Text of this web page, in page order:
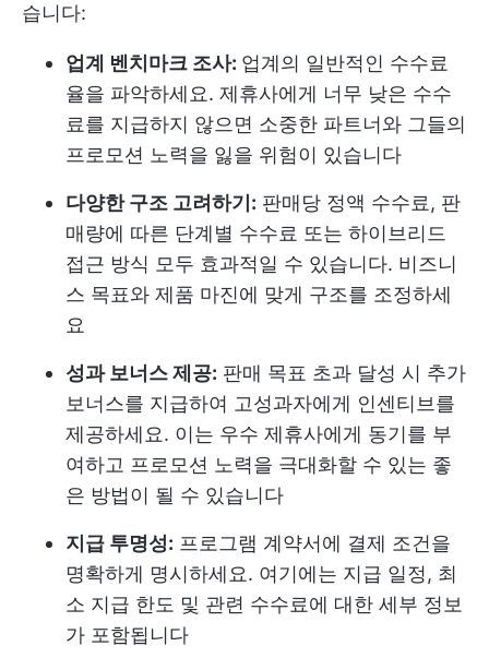
습니다:
업계 벤치마크 조사: 업계의 일반적인 수수료
율을 파악하세요. 제휴사에게 너무 낮은 수수
료를 지급하지 않으면 소중한 파트너와 그들의
프로모션 노력을 잃을 위험이 있습니다
다양한 구조 고려하기: 판매당 정액 수수료, 판
매량에 따른 단계별 수수료 또는 하이브리드
접근 방식 모두 효과적일 수 있습니다. 비즈니
스 목표와 제품 마진에 맞게 구조를 조정하세
요
성과 보너스 제공: 판매 목표 초과 달성 시 추가
보너스를 지급하여 고성과자에게 인센티브를
제공하세요. 이는 우수 제휴사에게 동기를 부
여하고 프로모션 노력을 극대화할 수 있는 좋
은 방법이 될 수 있습니다
지급 투명성: 프로그램 계약서에 결제 조건을
명확하게 명시하세요. 여기에는 지급 일정, 최
소 지급 한도 및 관련 수수료에 대한 세부 정보
가 포함됩니다